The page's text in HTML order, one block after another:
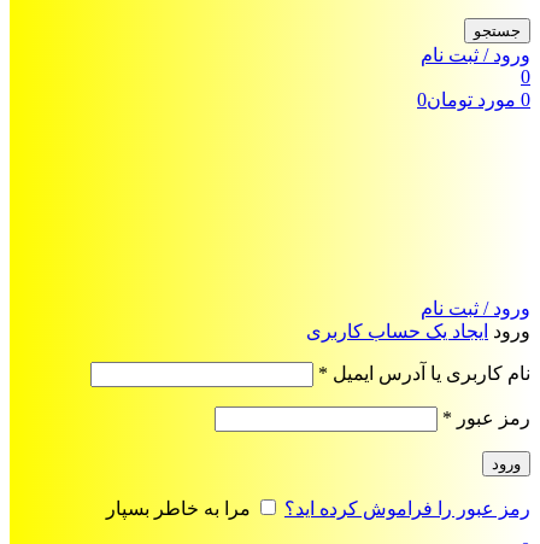
جستجو
ورود / ثبت نام
0
0 مورد تومان0
ورود / ثبت نام
ورود ایجاد یک حساب کاربری
نام کاربری یا آدرس ایمیل *
رمز عبور *
ورود
رمز عبور را فراموش کرده اید؟
مرا به خاطر بسپار